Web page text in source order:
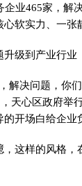
企业465家，解
软实力、一张
升级到产业行业
解决问题，你
天心区政府举
开场白给企业
这样的风格，